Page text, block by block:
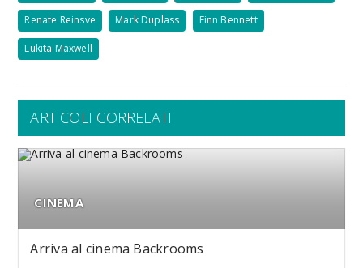
Renate Reinsve Mark Duplass Finn Bennett
Lukita Maxwell
ARTICOLI CORRELATI
CINEMA
Arriva al cinema Backrooms